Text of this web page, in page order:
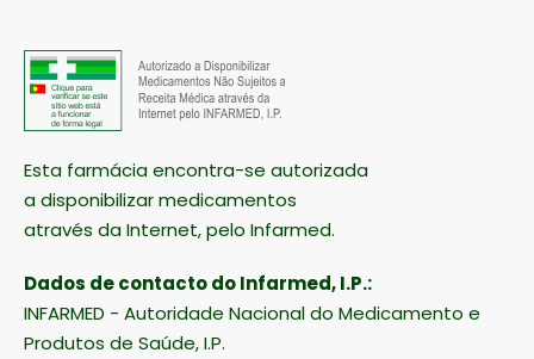
Esta farmácia encontra-se autorizada
a disponibilizar medicamentos
através da Internet, pelo Infarmed.
Dados de contacto do Infarmed, I.P.:
INFARMED - Autoridade Nacional do Medicamento e
Produtos de Saúde, I.P.